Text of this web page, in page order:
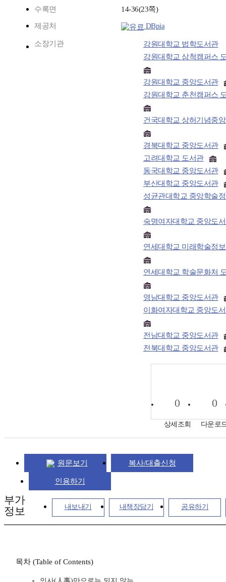
수록면 14-36(23쪽)
제공처 DBpia
소장기관
강원대학교 법학도서관
강원대학교 삼척캠퍼스
강원대학교 중앙도서관
강원대학교 춘천캠퍼스
건국대학교 상허기념중
경북대학교 중앙도서관
고려대학교 도서관
동국대학교 중앙도서관
부산대학교 중앙도서관
성균관대학교 중앙학술
숙명여자대학교 중앙도
연세대학교 미래학술정
연세대학교 학술문화처
영남대학교 중앙도서관
이화여자대학교 중앙도
전남대학교 중앙도서관
전북대학교 중앙도서관
0
상세조회
0
다운로
원문보기 복사/대출신청
인용하기
내보내기 내책장담기 공유하기
부가
정보
목차 (Table of Contents)